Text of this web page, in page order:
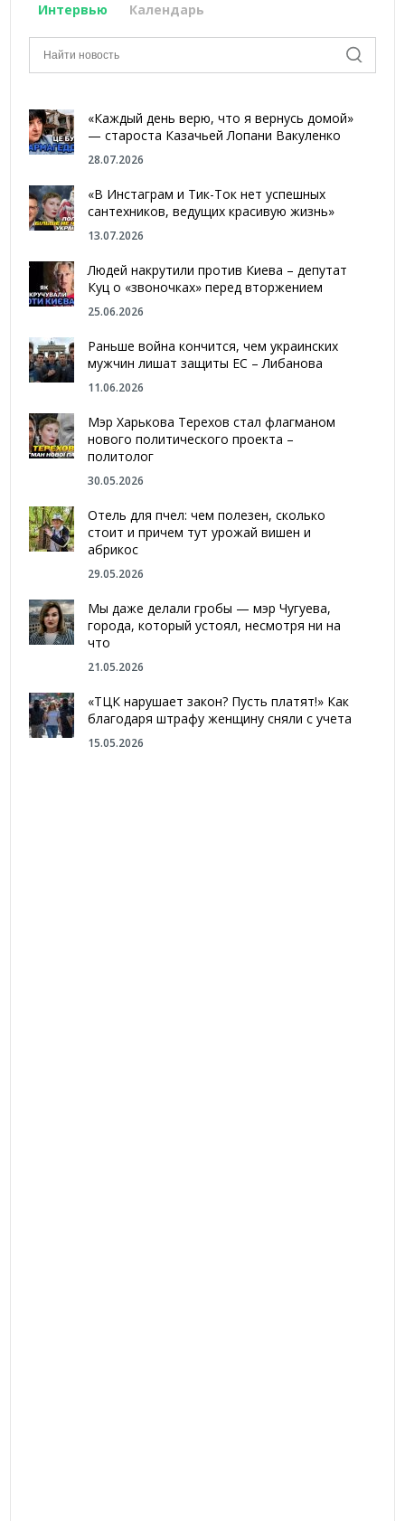
Интервью Календарь
«Каждый день верю, что я вернусь домой»
— староста Казачьей Лопани Вакуленко
28.07.2026
«В Инстаграм и Тик-Ток нет успешных
сантехников, ведущих красивую жизнь»
13.07.2026
Людей накрутили против Киева – депутат
Куц о «звоночках» перед вторжением
25.06.2026
Раньше война кончится, чем украинских
мужчин лишат защиты ЕС – Либанова
11.06.2026
Мэр Харькова Терехов стал флагманом
нового политического проекта –
политолог
30.05.2026
Отель для пчел: чем полезен, сколько
стоит и причем тут урожай вишен и
абрикос
29.05.2026
Мы даже делали гробы — мэр Чугуева,
города, который устоял, несмотря ни на
что
21.05.2026
«ТЦК нарушает закон? Пусть платят!» Как
благодаря штрафу женщину сняли с учета
15.05.2026